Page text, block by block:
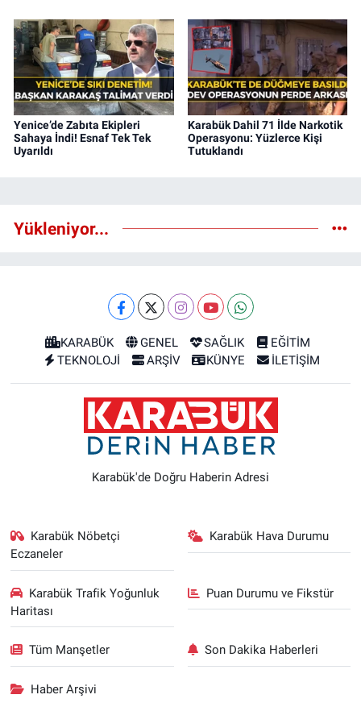
Yenice’de Zabıta Ekipleri
Sahaya İndi! Esnaf Tek Tek
Uyarıldı
Karabük Dahil 71 İlde Narkotik
Operasyonu: Yüzlerce Kişi
Tutuklandı
Yükleniyor...
KARABÜK GENEL SAĞLIK
EĞİTİM
TEKNOLOJİ
ARŞİV KÜNYE İLETİŞİM
Karabük'de Doğru Haberin Adresi
Karabük Nöbetçi
Eczaneler
Karabük Hava Durumu
Karabük Trafik Yoğunluk
Haritası
Puan Durumu ve Fikstür
Tüm Manşetler Son Dakika Haberleri
Haber Arşivi